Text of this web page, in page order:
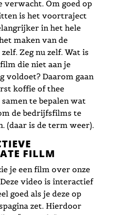
Om goed op
is het voortraject
in het hele
maken van de
Zeg nu zelf. Wat is
die niet aan je
voldoet? Daarom gaan
koffie of thee
te bepalen wat
de bedrijfsfilms te
(daar is de term weer).
FILLM
je een film over onze
video is interactief
goed als je deze op
zet. Hierdoor